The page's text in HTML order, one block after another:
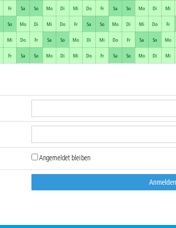
Fr Sa So Mo Di Mi Do Fr Sa So Mo Di Mi
So Mo Di Mi Do Fr Sa So Mo Di Mi Do Fr
Mi Do Fr Sa So Mo Di Mi Do Fr Sa So Mo
Fr Sa So Mo Di Mi Do Fr Sa So Mo Di Mi
Angemeldet bleiben